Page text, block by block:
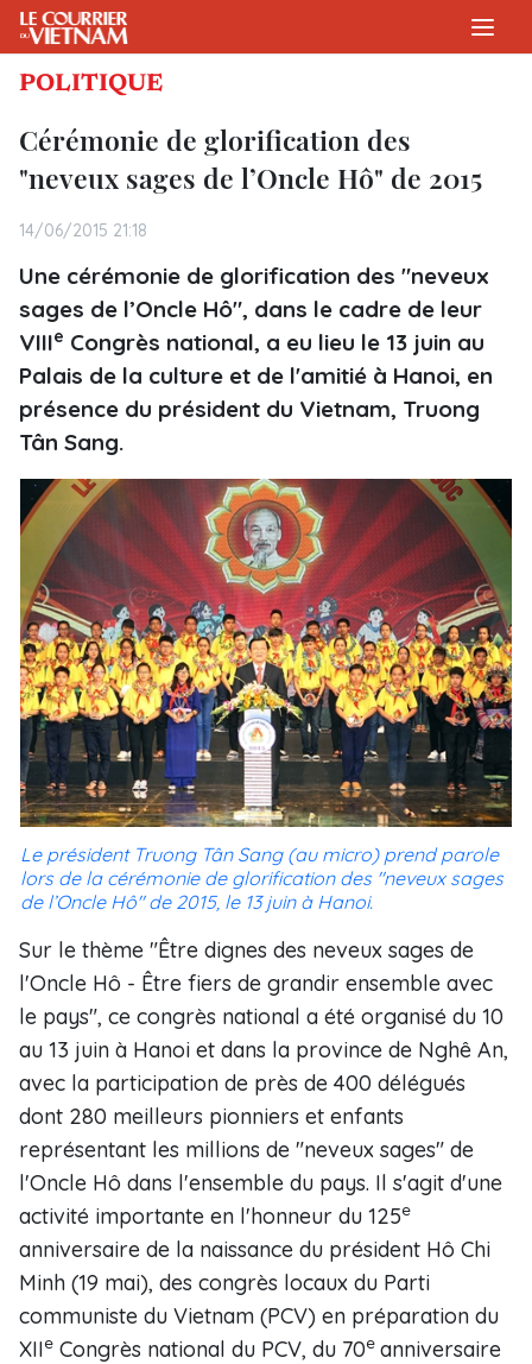
POLITIQUE
Cérémonie de glorification des
"neveux sages de l’Oncle Hô" de 2015
14/06/2015 21:18
Une cérémonie de glorification des "neveux
sages de l’Oncle Hô", dans le cadre de leur
VIIIe Congrès national, a eu lieu le 13 juin au
Palais de la culture et de l'amitié à Hanoi, en
présence du président du Vietnam, Truong
Tân Sang.
Le président Truong Tân Sang (au micro) prend parole
lors de la cérémonie de glorification des "neveux sages
de l’Oncle Hô" de 2015, le 13 juin à Hanoi.
Sur le thème "Être dignes des neveux sages de
l'Oncle Hô - Être fiers de grandir ensemble avec
le pays", ce congrès national a été organisé du 10
au 13 juin à Hanoi et dans la province de Nghê An,
avec la participation de près de 400 délégués
dont 280 meilleurs pionniers et enfants
représentant les millions de "neveux sages" de
l'Oncle Hô dans l'ensemble du pays. Il s'agit d'une
activité importante en l'honneur du 125e
anniversaire de la naissance du président Hô Chi
Minh (19 mai), des congrès locaux du Parti
communiste du Vietnam (PCV) en préparation du
XIIe Congrès national du PCV, du 70e anniversaire